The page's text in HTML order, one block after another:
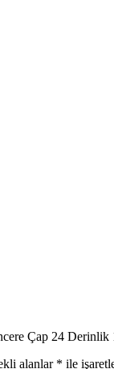
Çap 24
alanlar * ile